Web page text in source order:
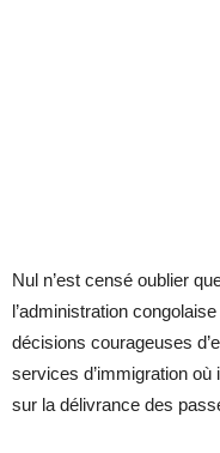
Nul n’est censé oublier
l’administration
décisions courageuses
services d’immigration où
sur la délivrance des